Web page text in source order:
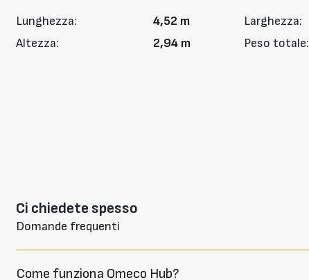
Lunghezza: 4,52 m Larghezza:
Altezza:
2,94 m Peso totale:
Ci chiedete spesso
Domande frequenti
Come funziona Omeco Hub?